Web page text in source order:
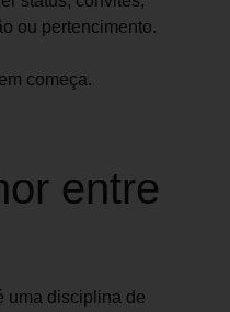
ou pertencimento.
começa.
entre
uma disciplina de